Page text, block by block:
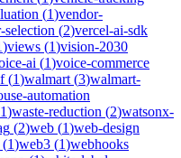
(1)vendor-
selection (2)vercel-ai-sdk
)views (1)vision-2030
ai (1)voice-commerce
(1)walmart (3)walmart-
automation
1)waste-reduction (2)watsonx-
(2)web (1)web-design
(1)web3 (1)webhooks